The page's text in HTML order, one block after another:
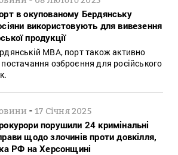
в окупованому Бердянську
використовують для вивезення
продукції
МВА, порт також активно
озброєння для російського
-17 Січня 2025
порушили 24 кримінальні
щодо злочинів проти довкілля,
РФ на Херсонщині